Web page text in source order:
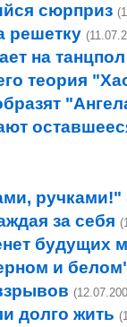
сюрприз
решетку
на танцпол
теория
ручками!"
за себя
будущих
и
долго жить